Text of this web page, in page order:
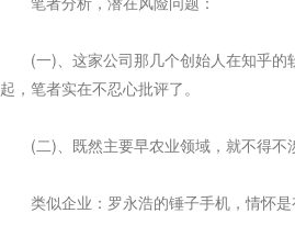
(一)、这家公司那几个创始人在知乎的
起，笔者实在不忍心批评了。
(二)、既然主要早农业领域，就不得不涉
类似企业：罗永浩的锤子手机，情怀是